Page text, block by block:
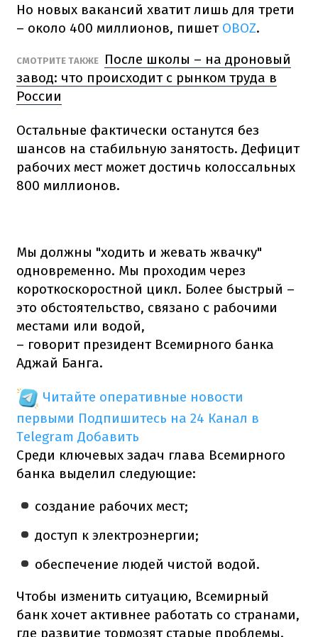
Но новых вакансий хватит лишь для трети
– около 400 миллионов, пишет OBOZ.
СМОТРИТЕ ТАКЖЕ
После школы – на дроновый
завод: что происходит с рынком труда в
России
Остальные фактически останутся без
шансов на стабильную занятость. Дефицит
рабочих мест может достичь колоссальных
800 миллионов.
Мы должны "ходить и жевать жвачку"
одновременно. Мы проходим через
короткоскоростной цикл. Более быстрый –
это обстоятельство, связано с рабочими
местами или водой,
– говорит президент Всемирного банка
Аджай Банга.
Читайте оперативные новости
первыми Подпишитесь на 24 Канал в
Telegram Добавить
Среди ключевых задач глава Всемирного
банка выделил следующие:
создание рабочих мест;
доступ к электроэнергии;
обеспечение людей чистой водой.
Чтобы изменить ситуацию, Всемирный
банк хочет активнее работать со странами,
где развитие тормозят старые проблемы.